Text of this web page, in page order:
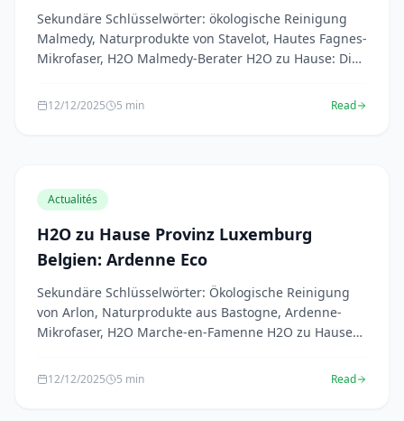
Sekundäre Schlüsselwörter: ökologische Reinigung
Malmedy, Naturprodukte von Stavelot, Hautes Fagnes-
Mikrofaser, H2O Malmedy-Berater H2O zu Hause: Die
12/12/2025 5 min Read
Actualités
H2O zu Hause Provinz Luxemburg
Belgien: Ardenne Eco
Sekundäre Schlüsselwörter: Ökologische Reinigung
von Arlon, Naturprodukte aus Bastogne, Ardenne-
Mikrofaser, H2O Marche-en-Famenne H2O zu Hause
12/12/2025 5 min Read